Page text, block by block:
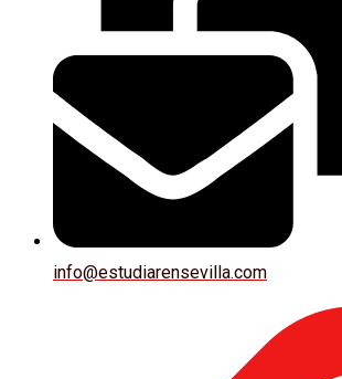
info@estudiarensevilla.com